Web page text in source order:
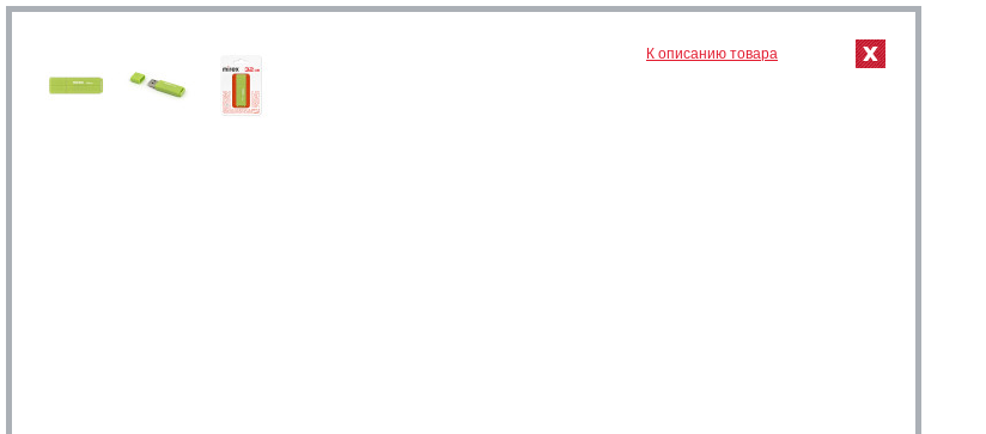
К описанию товара